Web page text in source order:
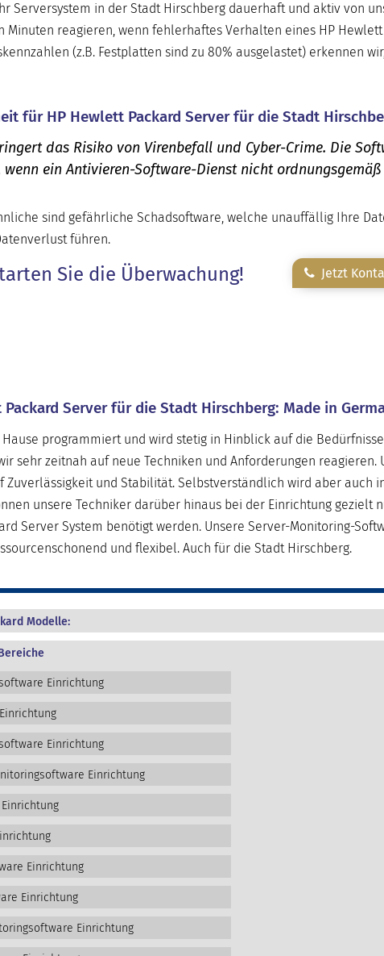
Serversystem in der Stadt Hirschberg dauerhaft und aktiv von
reagieren, wenn fehlerhaftes Verhalten eines HP Hewlett
(z.B. Festplatten sind zu 80% ausgelastet) erkennen
für HP Hewlett Packard Server für die Stadt
das Risiko von Virenbefall und Cyber-Crime. Die
ein Antivieren-Software-Dienst nicht ordnungsgemäß
sind gefährliche Schadsoftware, welche unauffällig Ihre
führen.
Sie die Überwachung! Jetzt
Server für die Stadt Hirschberg: Made in
programmiert und wird stetig in Hinblick auf die
sehr zeitnah auf neue Techniken und Anforderungen reagieren.
Zuverlässigkeit und Stabilität. Selbstverständlich wird aber auch
unsere Techniker darüber hinaus bei der Einrichtung gezielt
Server System benötigt werden. Unsere Server-Monitoring-
und flexibel. Auch für die Stadt Hirschberg.
Modelle:
Einrichtung
Einrichtung
Einrichtung
Einrichtung
Einrichtung
Einrichtung